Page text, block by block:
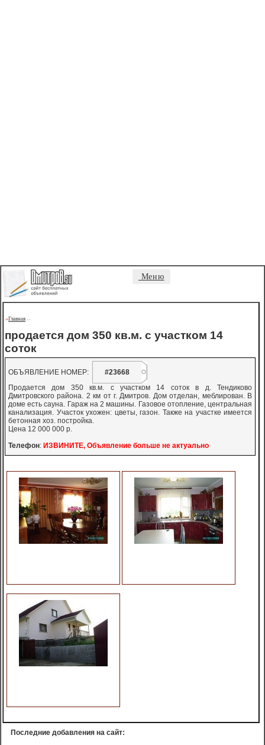
Меню
->Главная - -
продается дом 350 кв.м. с участком 14
соток
ОБЪЯВЛЕНИЕ НОМЕР:
#23668
Продается дом 350 кв.м. с участком 14 соток в д. Тендиково
Дмитровского района. 2 км от г. Дмитров. Дом отделан, меблирован. В
доме есть сауна. Гараж на 2 машины. Газовое отопление, центральная
канализация. Участок ухожен: цветы, газон. Также на участке имеется
бетонная хоз. постройка.
Цена 12 000 000 р.
Телефон: ИЗВИНИТЕ, Объявление больше не актуально
Последние добавления на сайт: